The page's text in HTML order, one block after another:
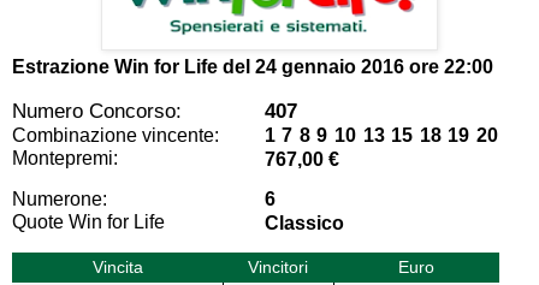
Estrazione Win for Life del 24 gennaio 2016 ore 22:00
Numero Concorso: 407
Combinazione vincente:
1 7 8 9 10 13 15 18 19 20
Montepremi:
767,00 €
Numerone:
6
Quote Win for Life
Classico
Vincita Vincitori
Euro